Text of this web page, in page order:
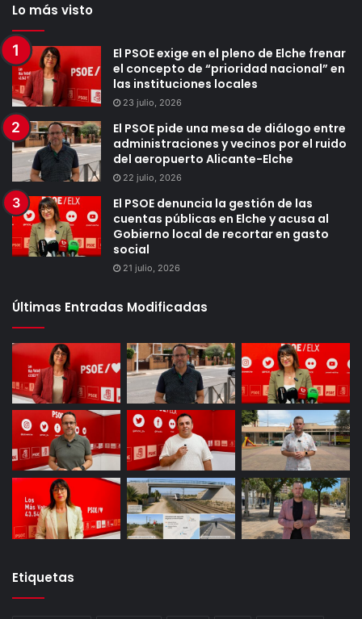
Lo más visto
El PSOE exige en el pleno de Elche frenar
el concepto de “prioridad nacional” en
las instituciones locales
23 julio, 2026
El PSOE pide una mesa de diálogo entre
administraciones y vecinos por el ruido
del aeropuerto Alicante-Elche
22 julio, 2026
El PSOE denuncia la gestión de las
cuentas públicas en Elche y acusa al
Gobierno local de recortar en gasto
social
21 julio, 2026
Últimas Entradas Modificadas
Etiquetas